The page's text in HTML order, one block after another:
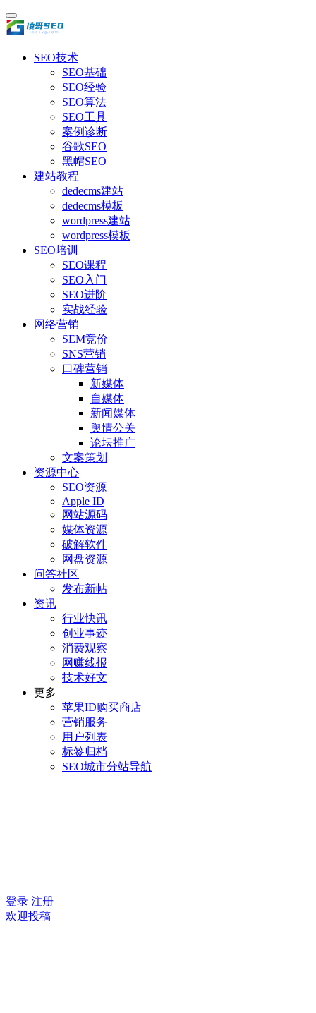
SEO技术
SEO基础
SEO经验
SEO算法
SEO工具
案例诊断
谷歌SEO
黑帽SEO
建站教程
dedecms建站
dedecms模板
wordpress建站
wordpress模板
SEO培训
SEO课程
SEO入门
SEO进阶
实战经验
网络营销
SEM竞价
SNS营销
口碑营销
新媒体
自媒体
新闻媒体
舆情公关
论坛推广
文案策划
资源中心
SEO资源
Apple ID
网站源码
媒体资源
破解软件
网盘资源
问答社区
发布新帖
资讯
行业快讯
创业事迹
消费观察
网赚线报
技术好文
更多
苹果ID购买商店
营销服务
用户列表
标签归档
SEO城市分站导航
登录 注册
欢迎投稿